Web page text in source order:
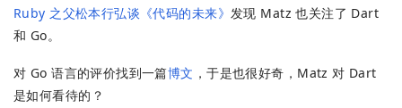
Ruby 之父松本行弘谈《代码的未来》 发现 Matz 也关注了 Dart
和 Go。
对 Go 语言的评价找到一篇博文 ，于是也很好奇，Matz 对 Dart
是如何看待的？